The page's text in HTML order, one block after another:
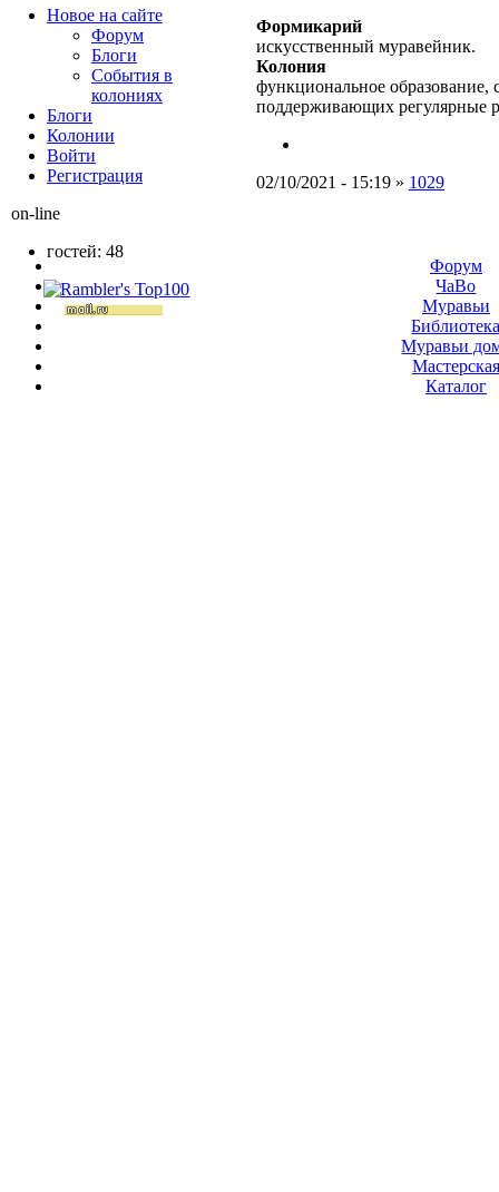
Формикарий
искусственный муравейник.
Колония
функциональное образование,
поддерживающих регулярные
02/10/2021 - 15:19 » 1029
Новое на сайте
Форум
Блоги
События в
колониях
Блоги
Колонии
Войти
Peгиcтpaция
on-line
гостей: 48
Форум
ЧаВо
Муравьи
Муравьи
Мастерская
Каталог